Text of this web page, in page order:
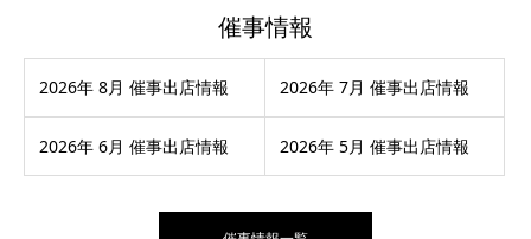
催事情報
2026年 8月 催事出店情報 2026年 7月 催事出店情報
2026年 6月 催事出店情報 2026年 5月 催事出店情報